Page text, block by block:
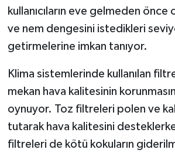
kullanıcıların eve gelmeden önce
ve nem dengesini istedikleri
getirmelerine imkan tanıyor.
Klima sistemlerinde kullanılan
mekan hava kalitesinin
oynuyor. Toz filtreleri polen ve
tutarak hava kalitesini
filtreleri de kötü kokuların